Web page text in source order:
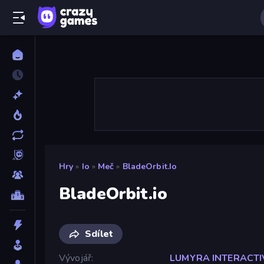
Hry » Io » Meč » BladeOrbit.io
BladeOrbit.io
Sdílet
Vývojář
LUMYRA